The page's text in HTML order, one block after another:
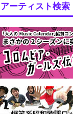
アーティスト検索